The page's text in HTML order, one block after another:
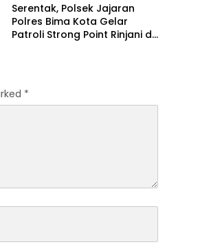
Serentak, Polsek Jajaran
Polres Bima Kota Gelar
Patroli Strong Point Rinjani di
*